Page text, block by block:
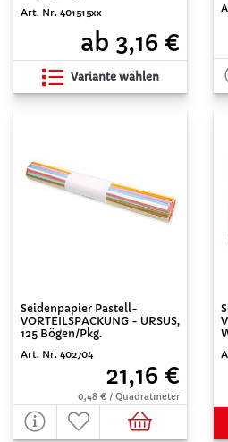
Art. Nr. 401515xx
ab 3,16 €
Variante wählen
Seidenpapier Pastell-
VORTEILSPACKUNG - URSUS,
125 Bögen/Pkg.
Art. Nr. 402704
21,16 €
0,48 € / Quadratmeter